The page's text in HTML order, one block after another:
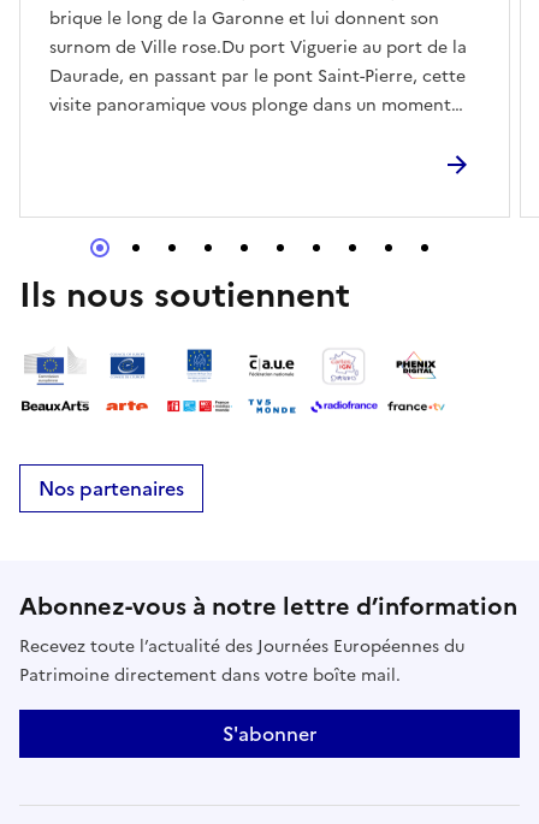
brique le long de la Garonne et lui donnent son
surnom de Ville rose.Du port Viguerie au port de la
Daurade, en passant par le pont Saint-Pierre, cette
visite panoramique vous plonge dans un moment
crépuscule.RéserverLien d'accès pour l'évènement
le-guide/#progVGOT
Ils nous soutiennent
Nos partenaires
Abonnez-vous à notre lettre d’information
Recevez toute l’actualité des Journées Européennes du
Patrimoine directement dans votre boîte mail.
S'abonner